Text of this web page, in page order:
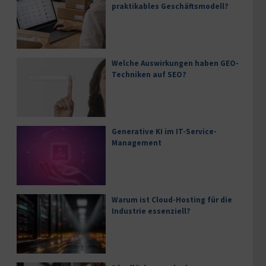
praktikables Geschäftsmodell?
Welche Auswirkungen haben GEO-
Techniken auf SEO?
Generative KI im IT-Service-
Management
Warum ist Cloud-Hosting für die
Industrie essenziell?